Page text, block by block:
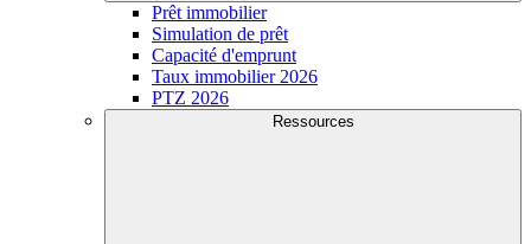
Prêt immobilier
Simulation de prêt
Capacité d'emprunt
Taux immobilier 2026
PTZ 2026
Ressources